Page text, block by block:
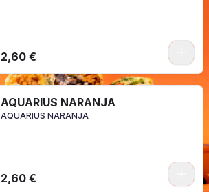
2,60 €
AQUARIUS NARANJA
AQUARIUS NARANJA
2,60 €